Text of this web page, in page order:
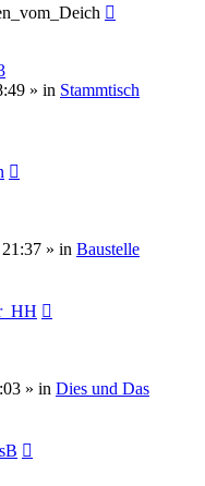
» in Stammtisch
» in Baustelle
» in Dies und Das